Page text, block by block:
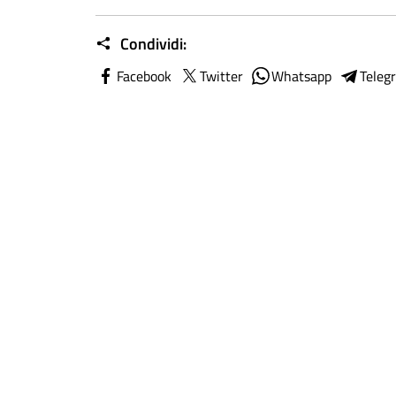
Condividi:
Facebook Twitter Whatsapp